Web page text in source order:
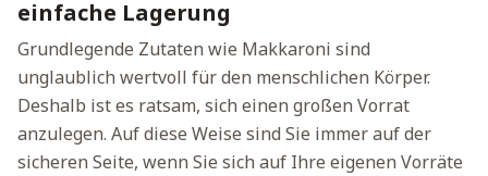
einfache Lagerung
Grundlegende Zutaten wie Makkaroni sind
unglaublich wertvoll für den menschlichen Körper.
Deshalb ist es ratsam, sich einen großen Vorrat
anzulegen. Auf diese Weise sind Sie immer auf der
sicheren Seite, wenn Sie sich auf Ihre eigenen Vorräte